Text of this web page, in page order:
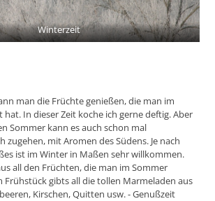
Winterzeit
man die Früchte genießen, die man im
In dieser Zeit koche ich gerne deftig. Aber
Sommer kann es auch schon mal
zugehen, mit Aromen des Südens. Je nach
ist im Winter in Maßen sehr willkommen.
all den Früchten, die man im Sommer
Frühstück gibts all die tollen Marmeladen aus
Kirschen, Quitten usw. - Genußzeit